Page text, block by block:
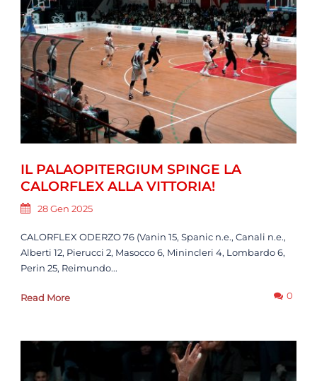
IL PALAOPITERGIUM SPINGE LA
CALORFLEX ALLA VITTORIA!
28 Gen 2025
CALORFLEX ODERZO 76 (Vanin 15, Spanic n.e., Canali n.e.,
Alberti 12, Pierucci 2, Masocco 6, Minincleri 4, Lombardo 6,
Perin 25, Reimundo...
Read More 0